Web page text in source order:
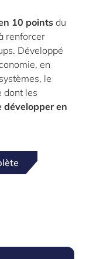
10 pointsdu
renforcer
Développé
en
le
dont les
développer en